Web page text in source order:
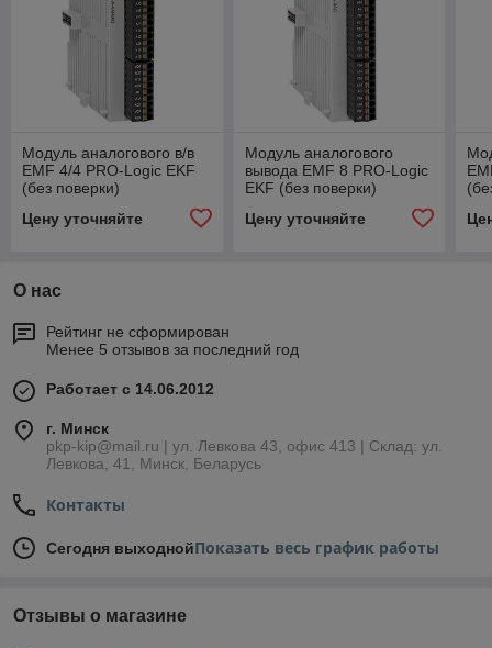
Модуль аналогового в/в
EMF 4/4 PRO-Logic EKF
(без поверки)
Цену уточняйте
Модуль аналогового
вывода EMF 8 PRO-Logic
EKF (без поверки)
Цену уточняйте
О нас
Рейтинг не сформирован
Менее 5 отзывов за последний год
Работает с 14.06.2012
г. Минск
pkp-kip@mail.ru | ул. Левкова 43, офис 413 | Склад: ул.
Левкова, 41, Минск, Беларусь
Контакты
Сегодня выходнойПоказать весь график работы
Отзывы о магазине